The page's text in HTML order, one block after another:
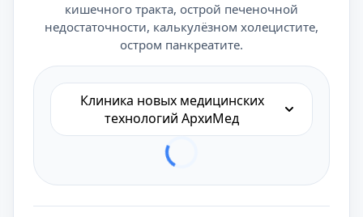
кишечного тракта, острой печеночной
недостаточности, калькулёзном холецистите,
остром панкреатите.
Клиника новых медицинских
технологий АрхиМед